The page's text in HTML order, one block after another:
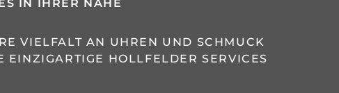
IN IHRER NÄHE
VIELFALT AN UHREN UND SCHMUCK
EINZIGARTIGE HOLLFELDER SERVICES